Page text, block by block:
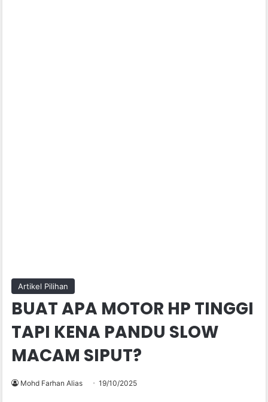
Artikel Pilihan
BUAT APA MOTOR HP TINGGI
TAPI KENA PANDU SLOW
MACAM SIPUT?
Mohd Farhan Alias 19/10/2025